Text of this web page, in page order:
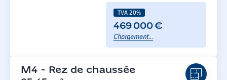
TVA 20%
469 000 €
Chargement...
M4 - Rez de chaussée